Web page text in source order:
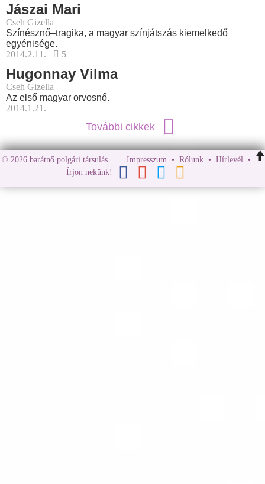
Jászai Mari
Cseh Gizella
Színésznő–tragika, a magyar színjátszás kiemelkedő
egyénisége.
2014.2.11.
5
Hugonnay Vilma
Cseh Gizella
Az első magyar orvosnő.
2014.1.21.
További cikkek
© 2026 barátnő polgári társulás Impresszum • Rólunk• Hírlevél •
Írjon nekünk!